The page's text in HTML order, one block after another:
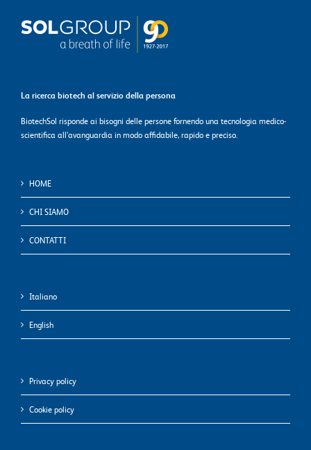
La ricerca biotech al servizio della persona
BiotechSol risponde ai bisogni delle persone fornendo una tecnologia medico-
scientifica all’avanguardia in modo affidabile, rapido e preciso.
HOME
CHI SIAMO
CONTATTI
Italiano
English
Privacy policy
Cookie policy